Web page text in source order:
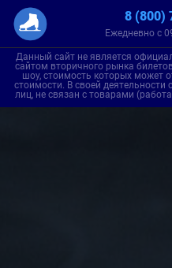
8 (800)
Ежедневно с
Данный сайт не является
сайтом вторичного рынка
шоу, стоимость которых может
стоимости. В своей деятельности
лиц, не связан с товарами